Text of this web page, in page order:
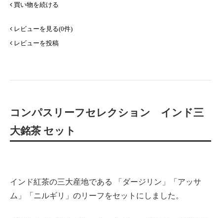
買い物を続ける
レビューを見る(0件)
レビューを投稿
コンパスリーフセレクション インド三
大銘茶 セット
インド紅茶の三大産地である 「ダージリン」「アッサ
ム」「ニルギリ」のリーフをセットにしました。